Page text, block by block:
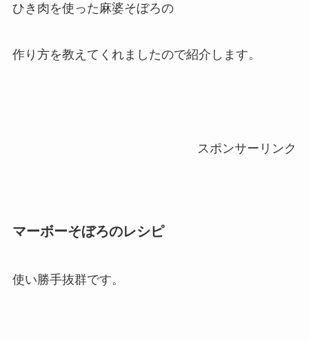
ひき肉を使った麻婆そぼろの
作り方を教えてくれましたので紹介します。
スポンサーリンク
マーボーそぼろのレシピ
使い勝手抜群です。